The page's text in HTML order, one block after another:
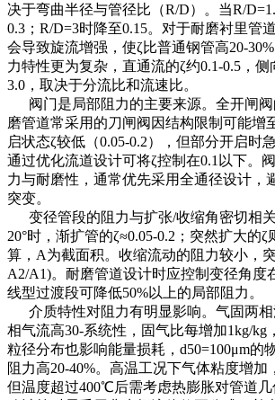
决于弯曲半径与管径比（R/D）。当R/
0.3；R/D=3时降至0.15。对于耐磨衬里管
会导致旋流增强，使ζ比普通钢管高20-
力特性更为复杂，直通流的ζ约0.1-0.5，
3.0，取决于分流比和流速比。
阀门是局部阻力的主要来源。全开闸阀
磨管道常采用的刀闸阀因结构限制可能增
启状态ζ较低（0.05-0.2），但部分开启时
通过优化流道设计可将ζ控制在0.1以下。
力与耐磨性，通常优先采用全通径设计，
突变。
变径管段的阻力与扩张/收缩角密切相
20°时，渐扩管的ζ≈0.05-0.2；突然扩大的
算，A为截面积。收缩流动的阻力较小，
A2/A1)。耐磨管道设计时应控制变径角度
线型过渡段可降低50%以上的局部阻力。
介质特性对阻力有明显影响。气固两相
相气流高30-系统性，固气比每增加1kg/kg
粒径分布也影响能量损耗，d50=100μm的
阻力高20-40%。高温工况下气体粘度增加
但温度超过400℃后需考虑热膨胀对管道